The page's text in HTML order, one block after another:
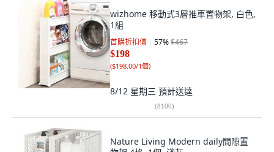
wizhome 移動式3層推車置物架, 白色,
1組
首購折扣價 57%$467
$198
($198.00/1個)
8/12 星期三 預計送達
(8100)
Nature Living Modern daily間隙置